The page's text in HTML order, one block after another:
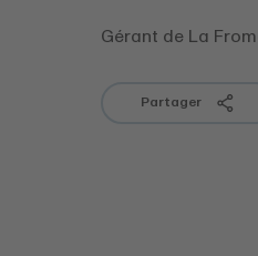
Gérant de La
Partager